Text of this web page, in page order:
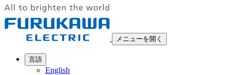
メニューを開く
言語
English